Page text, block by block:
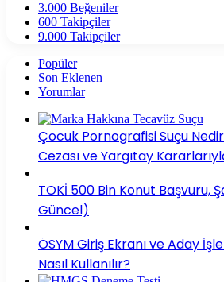
3.000 Beğeniler
600 Takipçiler
9.000 Takipçiler
Popüler
Son Eklenen
Yorumlar
Çocuk Pornografisi Suçu
Cezası ve Yargıtay
TOKİ 500 Bin Konut Başvuru,
Güncel)
ÖSYM Giriş Ekranı ve Aday
Nasıl Kullanılır?